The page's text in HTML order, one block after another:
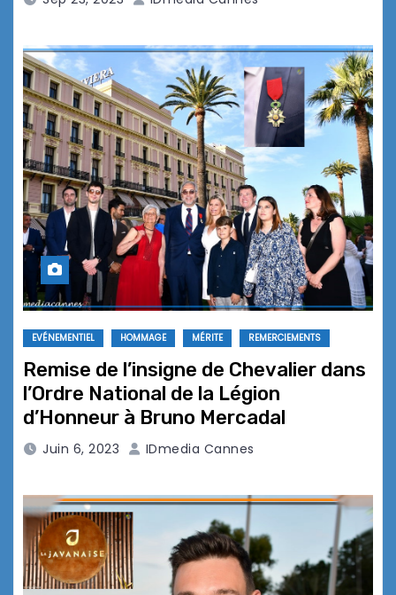
EVÉNEMENTIEL HOMMAGE MÉRITE REMERCIEMENTS
Remise de l’insigne de Chevalier dans
l’Ordre National de la Légion
d’Honneur à Bruno Mercadal
Juin 6, 2023 IDmedia Cannes